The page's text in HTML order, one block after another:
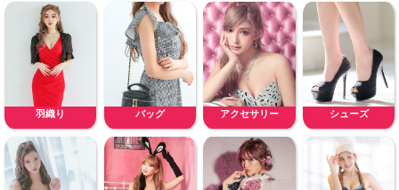
羽織り バッグ アクセサリー シューズ